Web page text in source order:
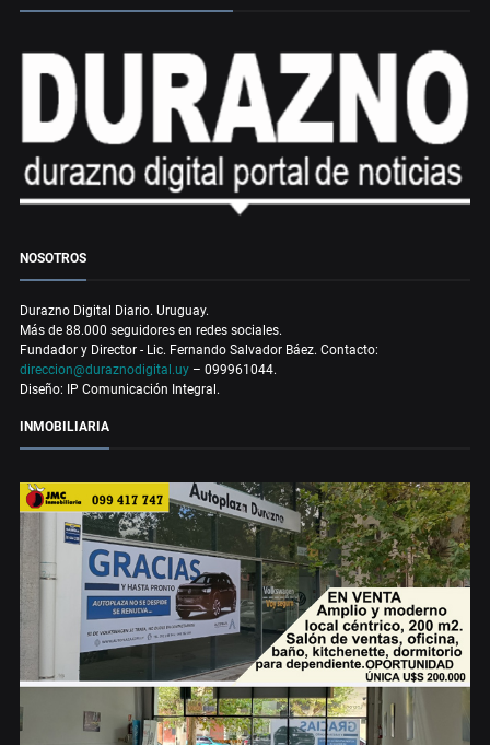
NOSOTROS
Durazno Digital Diario. Uruguay.
Más de 88.000 seguidores en redes sociales.
Fundador y Director - Lic. Fernando Salvador Báez. Contacto:
direccion@duraznodigital.uy – 099961044.
Diseño: IP Comunicación Integral.
INMOBILIARIA